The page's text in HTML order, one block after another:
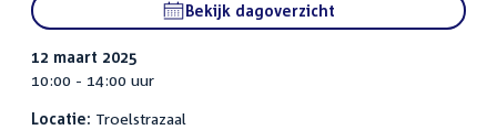
Bekijk dagoverzicht
12 maart 2025
10:00 - 14:00 uur
Locatie: Troelstrazaal